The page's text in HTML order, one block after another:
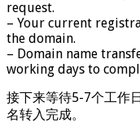
request.
– Your current
the domain.
– Domain name
working days to
接下来等待5-7个工作
名转入完成。